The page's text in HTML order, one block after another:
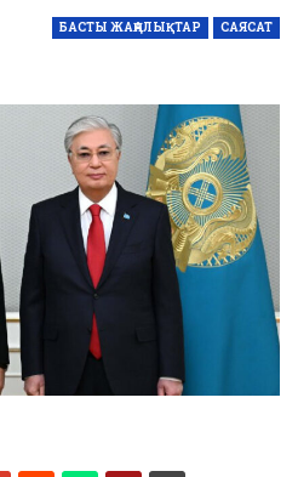
БАСТЫ ЖАҢАЛЫҚТАР САЯСАТ